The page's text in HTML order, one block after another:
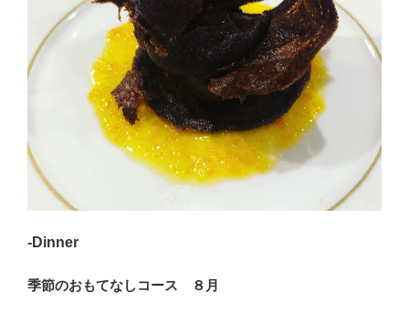
-Dinner
季節のおもてなしコース ８月